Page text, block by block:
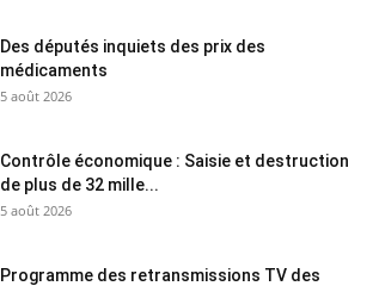
Des députés inquiets des prix des
médicaments
5 août 2026
Contrôle économique : Saisie et destruction
de plus de 32 mille...
5 août 2026
Programme des retransmissions TV des